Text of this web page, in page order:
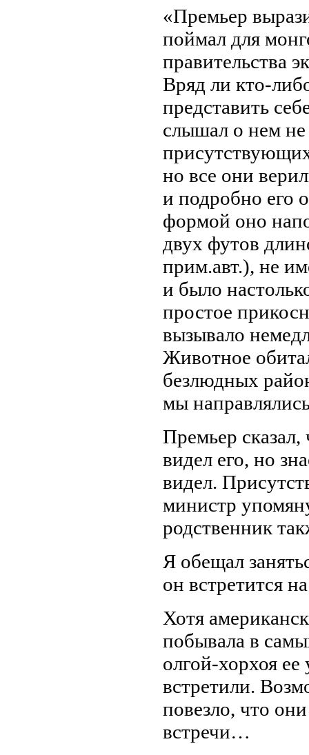
«Премьер
поймал для
правительства
Вряд ли кто-
представить
слышал о нем не
но все они
и подробно его
формой оно
двух футов
прим.авт.), не
и было
простое
вызывало
Животное
безлюдных
мы
Премьер сказал,
видел его, но
видел.
министр
родственник
Я обещал
он встретится
Хотя
побывала в
олгой-хорхоя ее
встретили.
повезло, что
встречи…